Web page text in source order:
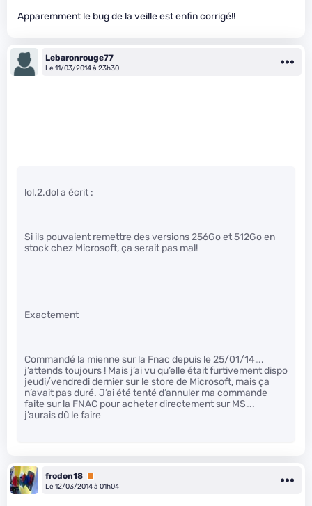
Apparemment le bug de la veille est enfin corrigé!!
Lebaronrouge77
Le 11/03/2014 à 23h30
lol.2.dol a écrit :
Si ils pouvaient remettre des versions 256Go et 512Go en
stock chez Microsoft, ça serait pas mal!
Exactement
Commandé la mienne sur la Fnac depuis le 25/01/14….
j’attends toujours ! Mais j’ai vu qu’elle était furtivement dispo
jeudi/vendredi dernier sur le store de Microsoft, mais ça
n’avait pas duré. J’ai été tenté d’annuler ma commande
faite sur la FNAC pour acheter directement sur MS….
j’aurais dû le faire
frodon18 Premium
Le 12/03/2014 à 01h04